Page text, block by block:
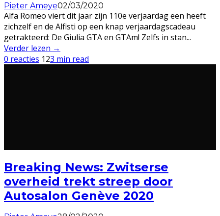
Pieter Ameye02/03/2020
Alfa Romeo viert dit jaar zijn 110e verjaardag een heeft
zichzelf en de Alfisti op een knap verjaardagscadeau
getrakteerd: De Giulia GTA en GTAm! Zelfs in stan...
Verder lezen →
0 reacties 123 min read
Breaking News: Zwitserse
overheid trekt streep door
Autosalon Genève 2020